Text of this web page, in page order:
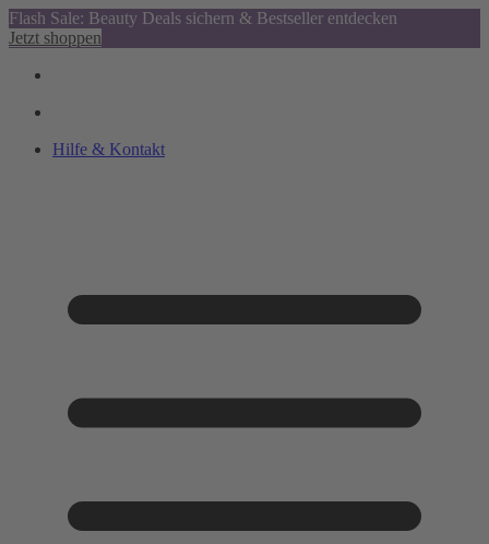
Flash Sale: Beauty Deals sichern & Bestseller entdecken
Jetzt shoppen
Hilfe & Kontakt